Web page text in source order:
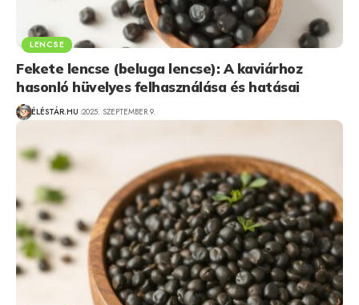
LENCSE
Fekete lencse (beluga lencse): A kaviárhoz
hasonló hüvelyes felhasználása és hatásai
ÉLÉSTÁR.HU 2025. SZEPTEMBER 9.